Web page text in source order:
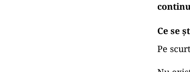
Ce se
Pe